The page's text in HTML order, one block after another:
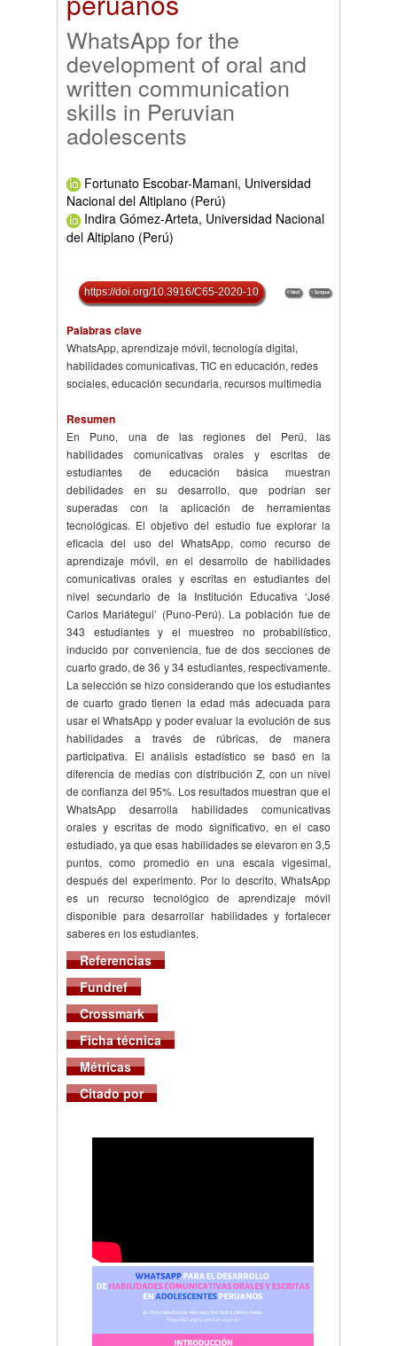
WhatsApp for the
development of oral and
written communication
skills in Peruvian
adolescents
Fortunato Escobar-Mamani, Universidad
Nacional del Altiplano (Perú)
Indira Gómez-Arteta, Universidad Nacional
del Altiplano (Perú)
https://doi.org/10.3916/C65-2020-10
Palabras clave
WhatsApp, aprendizaje móvil, tecnología digital,
habilidades comunicativas, TIC en educación, redes
sociales, educación secundaria, recursos multimedia
Resumen
En Puno, una de las regiones del Perú, las
habilidades comunicativas orales y escritas de
estudiantes de educación básica muestran
debilidades en su desarrollo, que podrían ser
superadas con la aplicación de herramientas
tecnológicas. El objetivo del estudio fue explorar la
eficacia del uso del WhatsApp, como recurso de
aprendizaje móvil, en el desarrollo de habilidades
comunicativas orales y escritas en estudiantes del
nivel secundario de la Institución Educativa ‘José
Carlos Mariátegui’ (Puno-Perú). La población fue de
343 estudiantes y el muestreo no probabilístico,
inducido por conveniencia, fue de dos secciones de
cuarto grado, de 36 y 34 estudiantes, respectivamente.
La selección se hizo considerando que los estudiantes
de cuarto grado tienen la edad más adecuada para
usar el WhatsApp y poder evaluar la evolución de sus
habilidades a través de rúbricas, de manera
participativa. El análisis estadístico se basó en la
diferencia de medias con distribución Z, con un nivel
de confianza del 95%. Los resultados muestran que el
WhatsApp desarrolla habilidades comunicativas
orales y escritas de modo significativo, en el caso
estudiado, ya que esas habilidades se elevaron en 3,5
puntos, como promedio en una escala vigesimal,
después del experimento. Por lo descrito, WhatsApp
es un recurso tecnológico de aprendizaje móvil
disponible para desarrollar habilidades y fortalecer
saberes en los estudiantes.
Referencias
Fundref
Crossmark
Ficha técnica
Métricas
Citado por